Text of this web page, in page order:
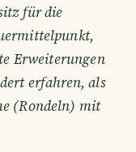
für die
Erweiterungen
erfahren, als
(Rondeln) mit